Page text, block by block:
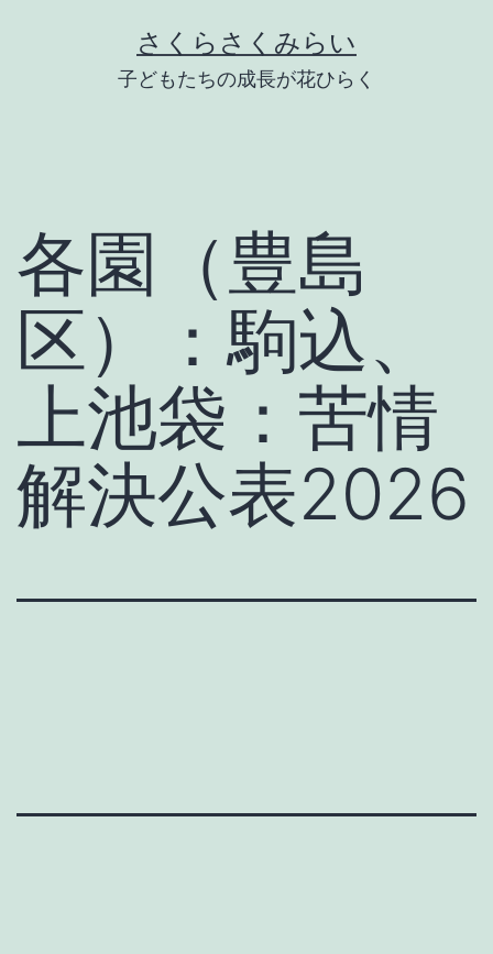
さくらさくみらい
子どもたちの成長が花ひらく
各園（豊島
区）：駒込、
上池袋：苦情
解決公表2026